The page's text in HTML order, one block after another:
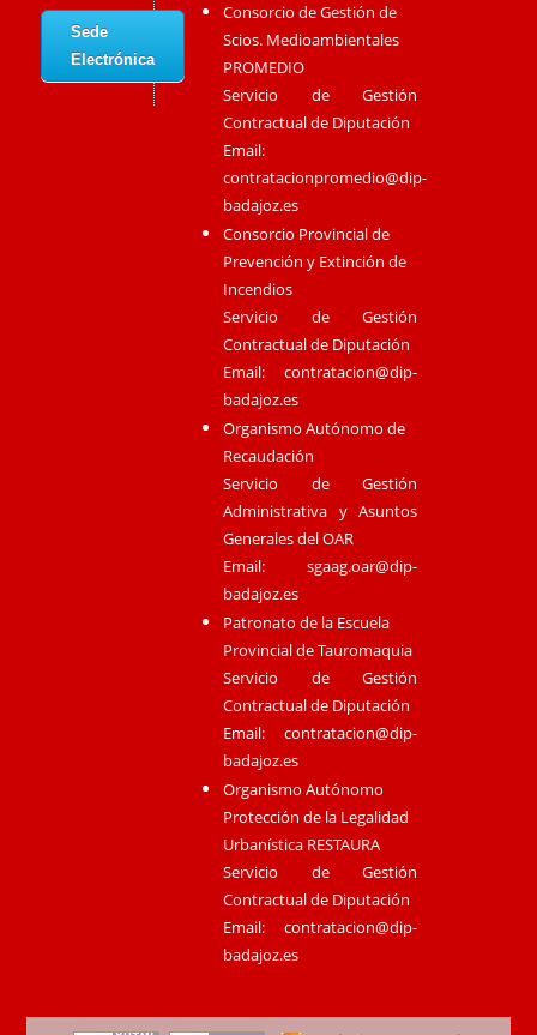
Sede
Electrónica
Consorcio de Gestión de
Scios. Medioambientales
PROMEDIO
Servicio de Gestión
Contractual de Diputación
Email:
contratacionpromedio@dip-
badajoz.es
Consorcio Provincial de
Prevención y Extinción de
Incendios
Servicio de Gestión
Contractual de Diputación
Email:contratacion@dip-
badajoz.es
Organismo Autónomo de
Recaudación
Servicio de Gestión
Administrativa y Asuntos
Generales del OAR
Email:sgaag.oar@dip-
badajoz.es
Patronato de la Escuela
Provincial de Tauromaquia
Servicio de Gestión
Contractual de Diputación
Email:contratacion@dip-
badajoz.es
Organismo Autónomo
Protección de la Legalidad
Urbanística RESTAURA
Servicio de Gestión
Contractual de Diputación
Email:contratacion@dip-
badajoz.es